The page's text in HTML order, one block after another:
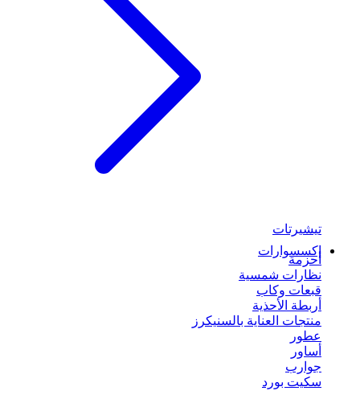
تيشيرتات
إكسسوارات
أحزمة
نظارات شمسية
قبعات وكاب
أربطة الأحذية
منتجات العناية بالسنيكرز
عطور
أساور
جوارب
سكيت بورد